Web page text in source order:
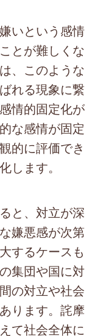
いという感情
とが難しくな
、このような
れる現象に繋
情的固定化が
な感情が固定
的に評価でき
します。
と、対立が深
嫌悪感が次第
するケースも
集団や国に対
の対立や社会
ります。詫摩
て社会全体に